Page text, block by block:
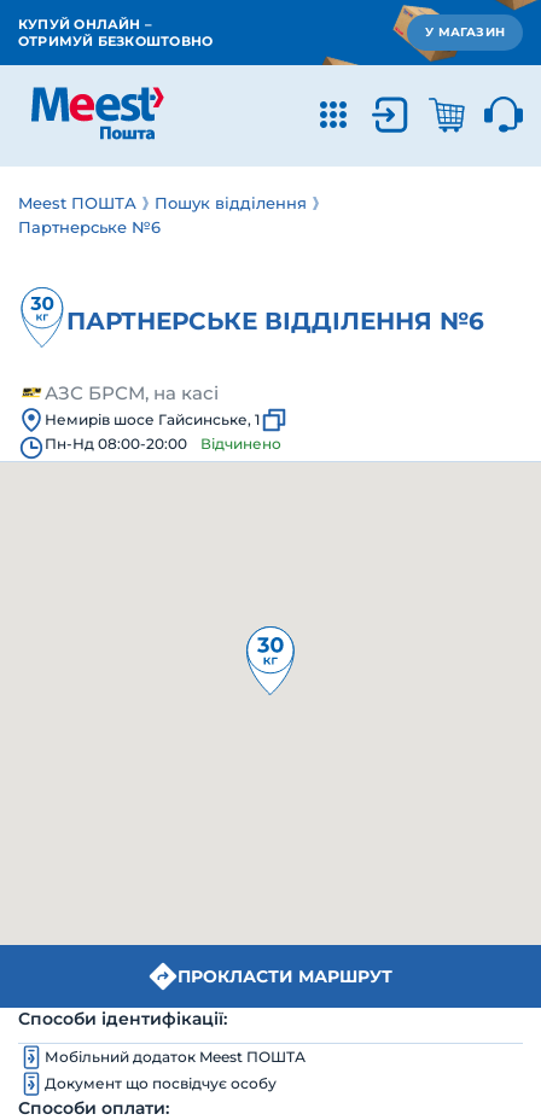
КУПУЙ ОНЛАЙН –
ОТРИМУЙ БЕЗКОШТОВНО
У МАГАЗИН
Meest ПОШТА
Пошук відділення
Партнерське №6
ПАРТНЕРСЬКЕ ВІДДІЛЕННЯ №6
АЗС БРСМ, на касі
Немирів шосе Гайсинське, 1
Пн-Нд 08:00-20:00
Відчинено
ПРОКЛАСТИ МАРШРУТ
Способи ідентифікації:
Мобільний додаток Meest ПОШТА
Документ що посвідчує особу
Способи оплати: